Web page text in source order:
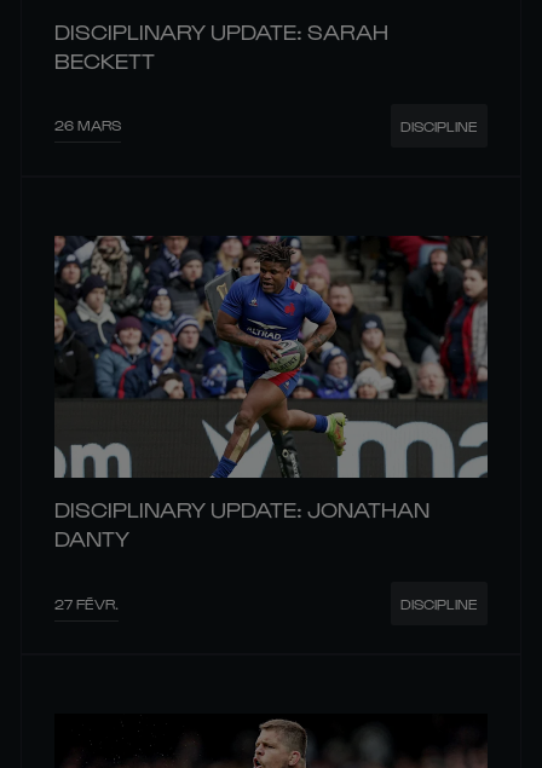
DISCIPLINARY UPDATE: SARAH
BECKETT
26 MARS DISCIPLINE
DISCIPLINARY UPDATE: JONATHAN
DANTY
27 FÉVR. DISCIPLINE